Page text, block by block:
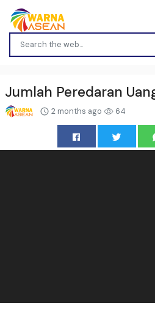
Jumlah Peredaran
2 months ago 64